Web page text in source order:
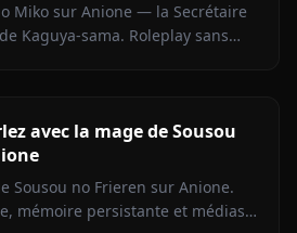
Miko sur Anione — la Secrétaire
Kaguya-sama. Roleplay sans
avec la mage de Sousou
Sousou no Frieren sur Anione.
mémoire persistante et médias